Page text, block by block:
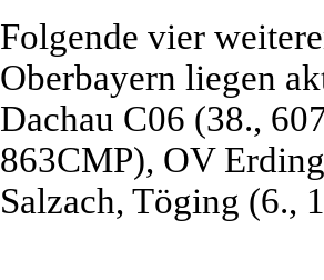
Folgende vier
Oberbayern liegen
Dachau C06 (38.,
863CMP), OV
Salzach, Töging (6.,